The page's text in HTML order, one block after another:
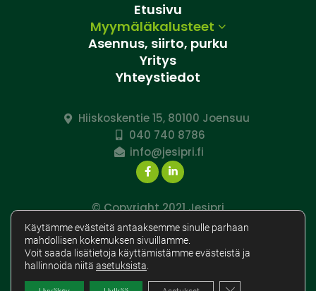
Etusivu
Myymäläkalusteet
Asennus, siirto, purku
Yritys
Yhteystiedot
Hiiskoskentie 15, 80100 Joensuu
040 740 8786
info@jesipri.fi
Facebook
LinkedIn
© Copyright 2021 Jesipri
Tietosuojaseloste
Käytämme evästeitä antaaksemme sinulle parhaan
mahdollisen kokemuksen sivuillamme.
Voit saada lisätietoja käyttämistämme evästeistä ja
hallinnoida niitä asetuksista